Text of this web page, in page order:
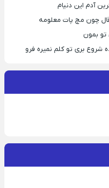
آدم این دنیام
چون مچ پات معلومه
تو بمون
شروع بری تو کلم نمیره فرو